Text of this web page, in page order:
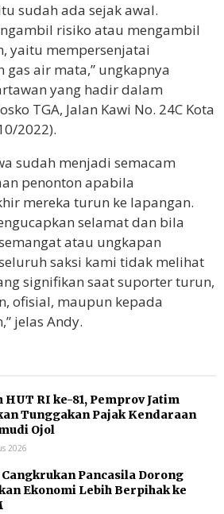
sudah ada sejak awal.
risiko atau mengambil
yaitu mempersenjatai
gas air mata,” ungkapnya
yang hadir dalam
TGA, Jalan Kawi No. 24C Kota
2022).
sudah menjadi semacam
penonton apabila
mereka turun ke lapangan.
selamat dan bila
atau ungkapan
saksi kami tidak melihat
signifikan saat suporter turun,
ofisial, maupun kepada
jelas Andy.
HUT RI ke-81, Pemprov Jatim
Tunggakan Pajak Kendaraan
Ojol
2026
Pancasila Dorong
Ekonomi Lebih Berpihak ke